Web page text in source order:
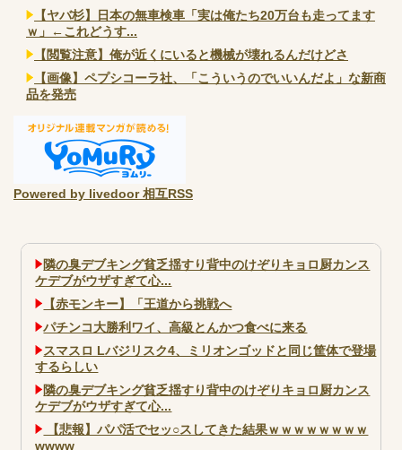
【ヤバ杉】日本の無車検車「実は俺たち20万台も走ってます
ｗ」←これどうす...
【閲覧注意】俺が近くにいると機械が壊れるんだけどさ
【画像】ペプシコーラ社、「こういうのでいいんだよ」な新商
品を発売
Powered by livedoor 相互RSS
隣の臭デブキング貧乏揺すり背中のけぞりキョロ厨カンス
ケデブがウザすぎて心...
【赤モンキー】「王道から挑戦へ
パチンコ大勝利ワイ、高級とんかつ食べに来る
スマスロ Lバジリスク4、ミリオンゴッドと同じ筐体で登場
するらしい
隣の臭デブキング貧乏揺すり背中のけぞりキョロ厨カンス
ケデブがウザすぎて心...
【悲報】パパ活でセッ○スしてきた結果ｗｗｗｗｗｗｗｗ
wwww